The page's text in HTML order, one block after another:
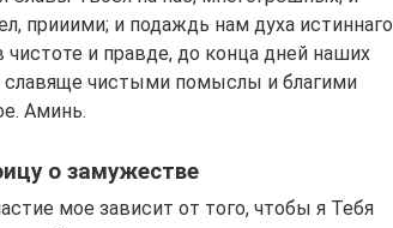
прииими; и подаждь нам духа истиннаго
и правде, до конца дней наших
чистыми помыслы и благими
Аминь.
о замужестве
мое зависит от того, чтобы я Тебя